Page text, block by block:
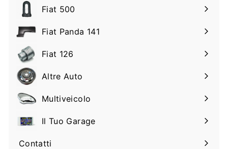
Fiat 500
Espandi
il
sottomenu
Fiat Panda 141
Espandi
il
sottomenu
Fiat 126
Espandi
il
sottomenu
Altre Auto
Espandi
il
sottomenu
Multiveicolo
Espandi
il
sottomenu
Il Tuo Garage
Espandi
il
Contatti